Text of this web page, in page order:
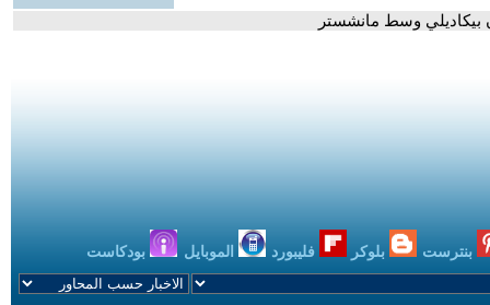
بيكاديلي وسط مانشستر
بنترست بلوكر فليبورد الموبايل بودكاست